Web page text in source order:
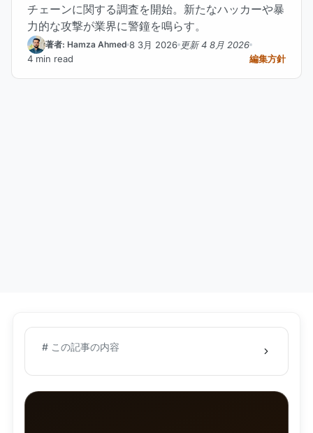
チェーンに関する調査を開始。新たなハッカーや暴
力的な攻撃が業界に警鐘を鳴らす。
著者: Hamza Ahmed 8 3月 2026 更新 4 8月 2026
4 min read
編集方針
# この記事の内容